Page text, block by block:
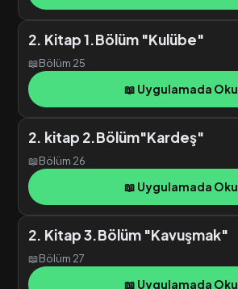
2. Kitap 1.Bölüm "Kulübe"
📖Bölüm 25
📖 Uygulamada Oku
2. kitap 2.Bölüm"Kardeş"
📖Bölüm 26
📖 Uygulamada Oku
2. Kitap 3.Bölüm "Kavuşmak"
📖Bölüm 27
📖 Uygulamada Oku